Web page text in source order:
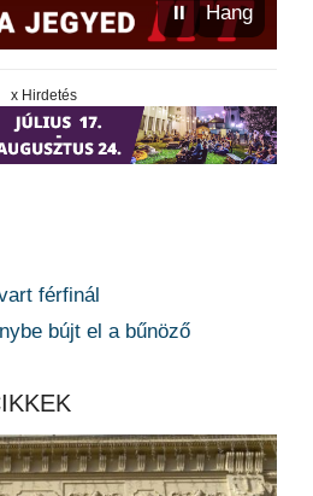
⏸ Hang
x Hirdetés
férfinál
bújt el a bűnöző